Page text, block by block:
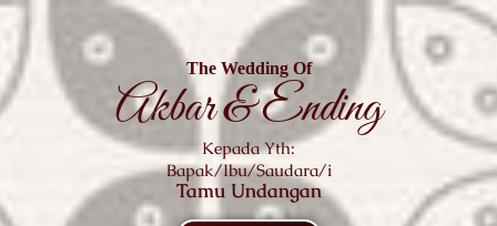
The Wedding Of
Akbar & Ending
Kepada Yth:
Bapak/Ibu/Saudara/i
Tamu Undangan